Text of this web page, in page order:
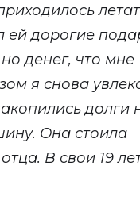
ей дорогие
денег, что мне
я снова
долги
Она стоила
В свои 19